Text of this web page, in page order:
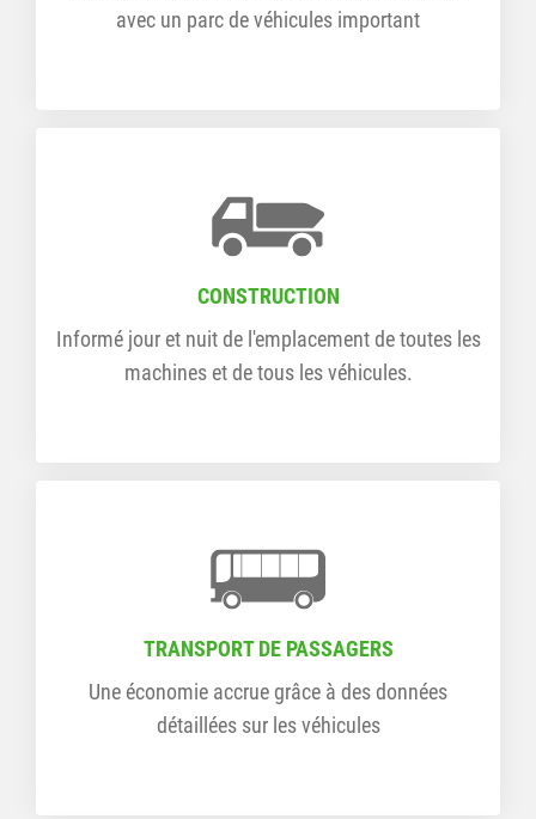
avec un parc de véhicules important
CONSTRUCTION
Informé jour et nuit de l'emplacement de toutes les
machines et de tous les véhicules.
TRANSPORT DE PASSAGERS
Une économie accrue grâce à des données
détaillées sur les véhicules